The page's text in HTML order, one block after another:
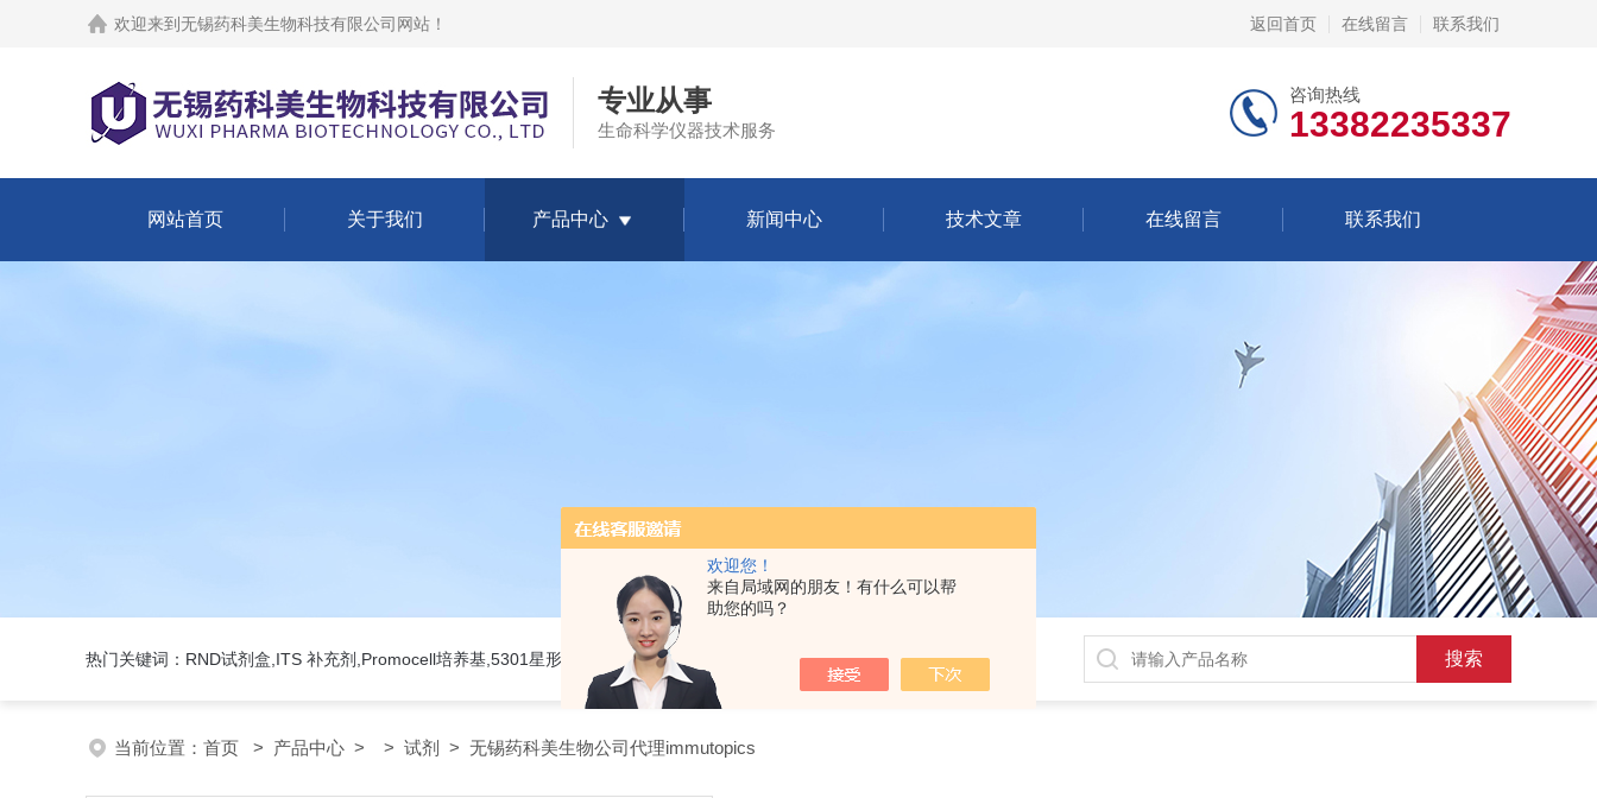
欢迎您！
来自局域网的朋友！有什么可以帮
助您的吗？
欢迎来到 无锡药科美生物科技有限公司网站 ！ 返回首页 在线留言 联系我们
专业从事
生命科学仪器技术服务
咨询热线
13382235337
网站首页 关于我们 产品中心 新闻中心 技术文章 在线留言 联系我们
热门关键词：RND试剂盒,ITS 补充剂,Promocell培养基,5301星形细胞培养基
当前位置： 首页 > 产品中心 > > 试剂 > 无锡药科美生物公司代理immutopics